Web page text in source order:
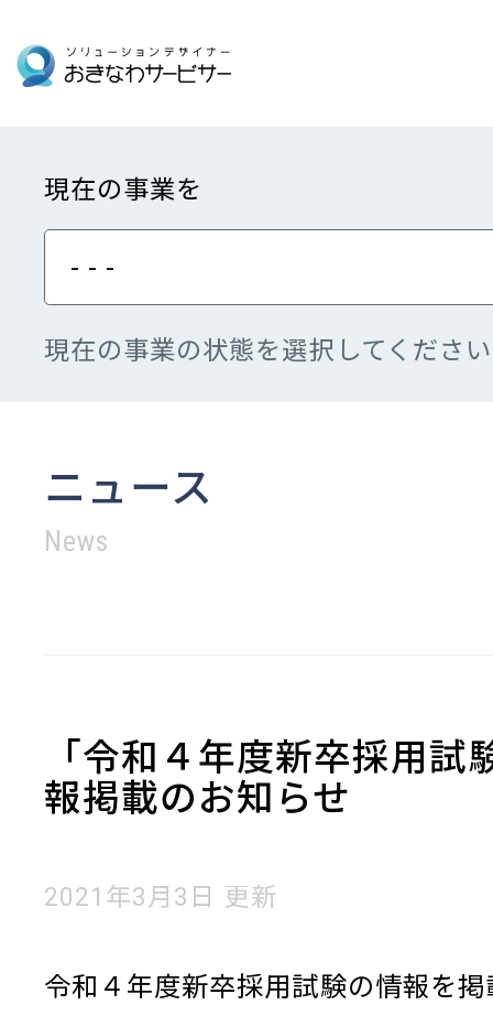
現在の事業を
- - -
現在の事業の状態を選択してくださ
ニュース
News
「令和４年度新卒採用試
報掲載のお知らせ
2021年3月3日 更新
令和４年度新卒採用試験の情報を掲